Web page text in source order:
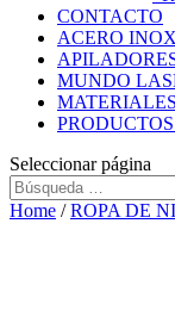
CONTACTO
ACERO
MUNDO
Seleccionar página
Home /ROPA DE